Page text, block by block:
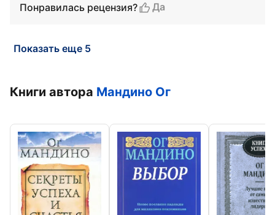
Понравилась рецензия?
Да
Показать еще 5
Книги автора Мандино Ог